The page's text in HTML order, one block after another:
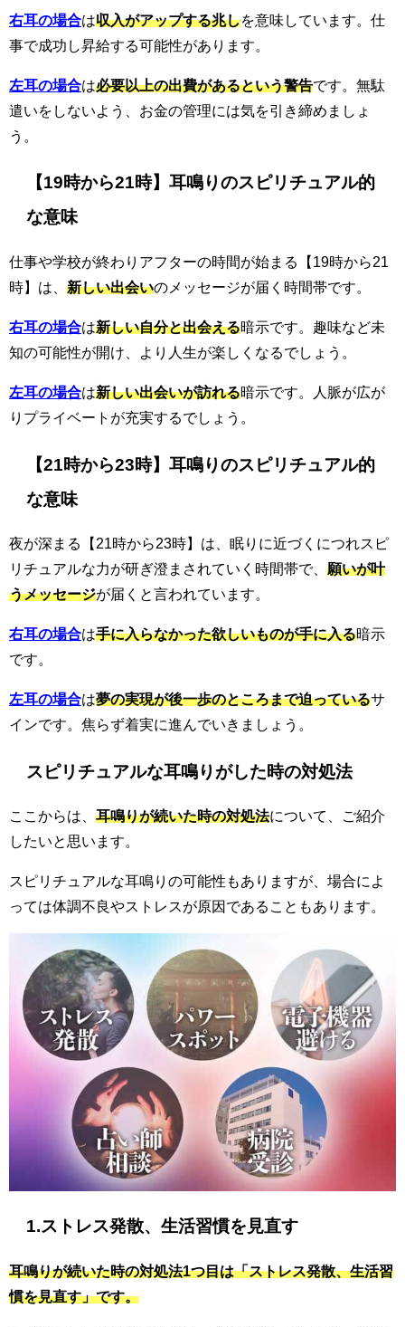
右耳の場合は収入がアップする兆しを意味しています。仕
事で成功し昇給する可能性があります。
左耳の場合は必要以上の出費があるという警告です。無駄
遣いをしないよう、お金の管理には気を引き締めましょ
う。
【19時から21時】耳鳴りのスピリチュアル的
な意味
仕事や学校が終わりアフターの時間が始まる【19時から21
時】は、 新しい出会いのメッセージが届く時間帯です。
右耳の場合は新しい自分と出会える暗示です。趣味など未
知の可能性が開け、より人生が楽しくなるでしょう。
左耳の場合は新しい出会いが訪れる暗示です。人脈が広が
りプライベートが充実するでしょう。
【21時から23時】耳鳴りのスピリチュアル的
な意味
夜が深まる【21時から23時】は、眠りに近づくにつれスピ
リチュアルな力が研ぎ澄まされていく時間帯で、 願いが叶
うメッセージが届くと言われています。
右耳の場合は手に入らなかった欲しいものが手に入る暗示
です。
左耳の場合は夢の実現が後一歩のところまで迫っているサ
インです。焦らず着実に進んでいきましょう。
スピリチュアルな耳鳴りがした時の対処法
ここからは、 耳鳴りが続いた時の対処法について、ご紹介
したいと思います。
スピリチュアルな耳鳴りの可能性もありますが、場合によ
っては体調不良やストレスが原因であることもあります。
1.ストレス発散、生活習慣を見直す
耳鳴りが続いた時の対処法1つ目は「ストレス発散、生活習
慣を見直す」です。